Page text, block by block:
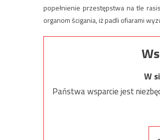
popełnienie przestępstwa na tle
organom ścigania, iż padli ofiarami
W
Państwa wsparcie jest